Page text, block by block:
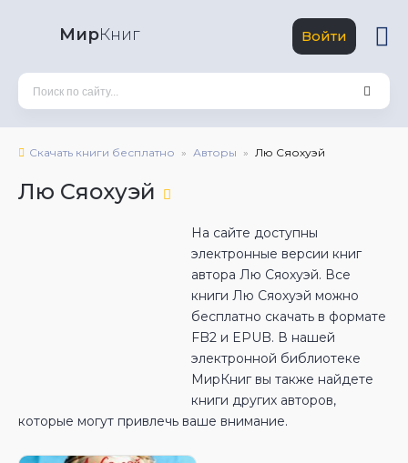
МирКниг Войти
Скачать книги бесплатно Авторы Лю Сяохуэй
Лю Сяохуэй
На сайте доступны
электронные версии книг
автора Лю Сяохуэй. Все
книги Лю Сяохуэй можно
бесплатно скачать в формате
FB2 и EPUB. В нашей
электронной библиотеке
МирКниг вы также найдете
книги других авторов,
которые могут привлечь ваше внимание.